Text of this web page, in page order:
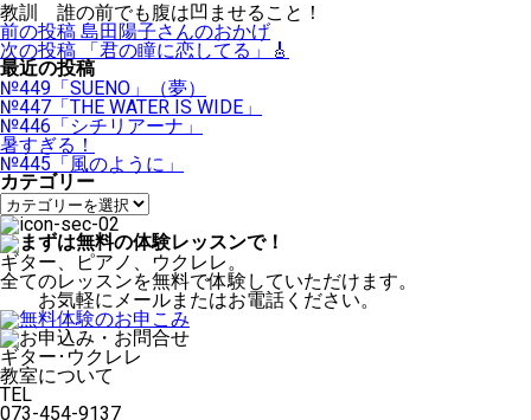
教訓 誰の前でも腹は凹ませること！
投
稿
ナ
ビ
ゲ
ー
シ
ョ
ン
前の投稿 島田陽子さんのおかげ
次の投稿 「君の瞳に恋してる」🎸
最近の投稿
№449「SUENO」（夢）
№447「THE WATER IS WIDE」
№446「シチリアーナ」
暑すぎる！
№445「風のように」
カテゴリー
カ
テ
ゴ
リ
ー
ギター、ピアノ、ウクレレ。
全てのレッスンを無料で体験していただけます。
お気軽にメールまたはお電話ください。
ギター･ウクレレ
教室について
TEL
073-454-9137